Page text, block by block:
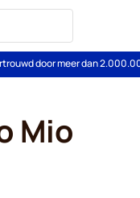
door meer dan
Mio